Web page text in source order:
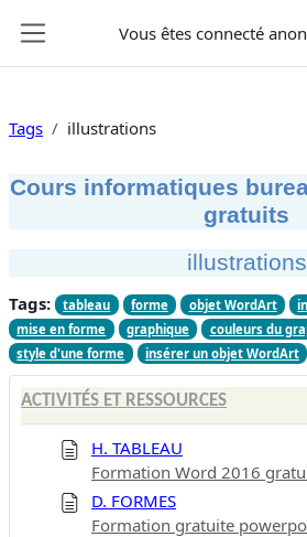
Vous êtes connecté
Tags illustrations
Cours informatiques
gratuits
illustrations
Tags: tableau forme objet WordArt
mise en forme
graphique couleurs du
style d'une forme
insérer un objet WordArt
ACTIVITÉS ET RESSOURCES
H. TABLEAU
Formation Word 2016
D. FORMES
Formation gratuite